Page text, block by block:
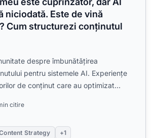
niciodată. Este de vină
Cum structurezi conținutul
despre îmbunătățirea
pentru sistemele AI. Experiențe
de conținut care au optimizat
citire
Strategy +1